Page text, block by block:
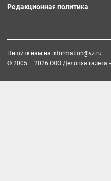
Редакционная политика
Пишите нам на information@vz.ru
© 2005 — 2026 ООО Деловая газета